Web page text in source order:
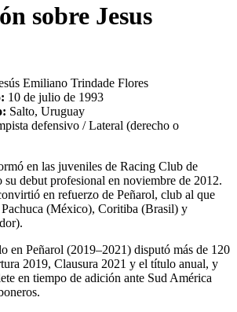
sobre Jesus
Emiliano Trindade Flores
10 de julio de 1993
Salto, Uruguay
defensivo / Lateral (derecho o
en las juveniles de Racing Club de
debut profesional en noviembre de 2012.
en refuerzo de Peñarol, club al que
Pachuca (México), Coritiba (Brasil) y
en Peñarol (2019–2021) disputó más de 120
2019, Clausura 2021 y el título anual, y
en tiempo de adición ante Sud América